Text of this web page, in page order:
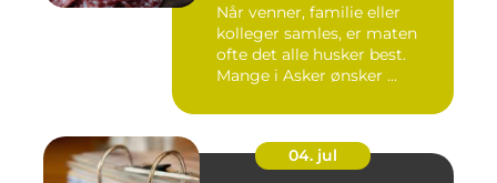
Når venner, familie eller
kolleger samles, er maten
ofte det alle husker best.
Mange i Asker ønsker ...
04. jul